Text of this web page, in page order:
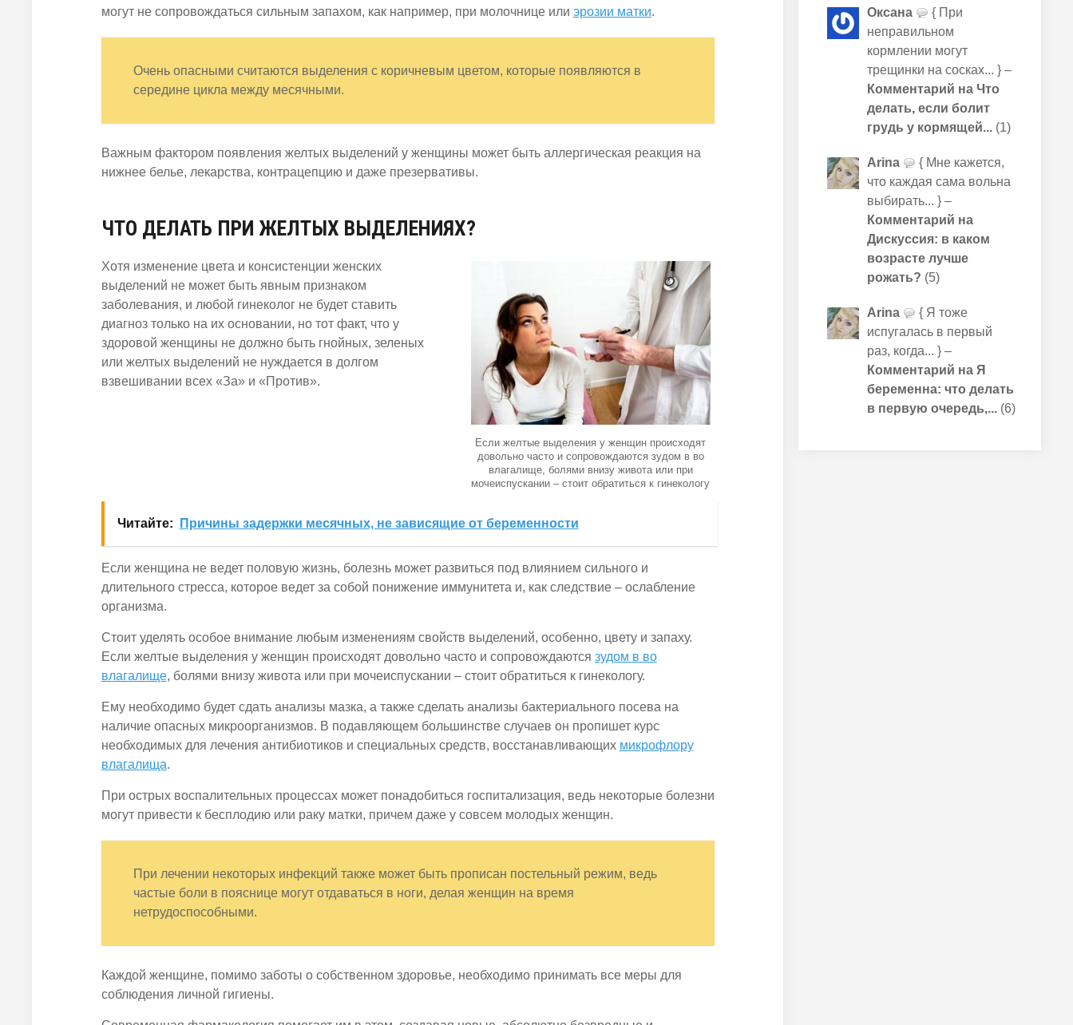
могут не сопровождаться сильным запахом, как например, при молочнице или эрозии матки.
Очень опасными считаются выделения с коричневым цветом, которые появляются в
середине цикла между месячными.
Важным фактором появления желтых выделений у женщины может быть аллергическая реакция на
нижнее белье, лекарства, контрацепцию и даже презервативы.
ЧТО ДЕЛАТЬ ПРИ ЖЕЛТЫХ ВЫДЕЛЕНИЯХ?
Если желтые выделения у женщин происходят
довольно часто и сопровождаются зудом в во
влагалище, болями внизу живота или при
мочеиспускании – стоит обратиться к гинекологу
Хотя изменение цвета и консистенции женских
выделений не может быть явным признаком
заболевания, и любой гинеколог не будет ставить
диагноз только на их основании, но тот факт, что у
здоровой женщины не должно быть гнойных, зеленых
или желтых выделений не нуждается в долгом
взвешивании всех «За» и «Против».
Читайте: Причины задержки месячных, не зависящие от беременности
Если женщина не ведет половую жизнь, болезнь может развиться под влиянием сильного и
длительного стресса, которое ведет за собой понижение иммунитета и, как следствие – ослабление
организма.
Стоит уделять особое внимание любым изменениям свойств выделений, особенно, цвету и запаху.
Если желтые выделения у женщин происходят довольно часто и сопровождаются зудом в во
влагалище, болями внизу живота или при мочеиспускании – стоит обратиться к гинекологу.
Ему необходимо будет сдать анализы мазка, а также сделать анализы бактериального посева на
наличие опасных микроорганизмов. В подавляющем большинстве случаев он пропишет курс
необходимых для лечения антибиотиков и специальных средств, восстанавливающих микрофлору
влагалища.
При острых воспалительных процессах может понадобиться госпитализация, ведь некоторые болезни
могут привести к бесплодию или раку матки, причем даже у совсем молодых женщин.
При лечении некоторых инфекций также может быть прописан постельный режим, ведь
частые боли в пояснице могут отдаваться в ноги, делая женщин на время
нетрудоспособными.
Каждой женщине, помимо заботы о собственном здоровье, необходимо принимать все меры для
соблюдения личной гигиены.
Оксана
{ При
неправильном
кормлении могут
трещинки на сосках... } –
Комментарий на Что
делать, если болит
грудь у кормящей...(1)
Arina
{ Мне кажется,
что каждая сама вольна
выбирать... } –
Комментарий на
Дискуссия: в каком
возрасте лучше
рожать? (5)
Arina
{ Я тоже
испугалась в первый
раз, когда... } –
Комментарий на Я
беременна: что делать
в первую очередь,...(6)